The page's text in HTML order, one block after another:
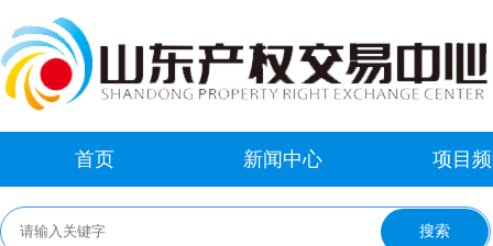
首页 新闻中心 项目